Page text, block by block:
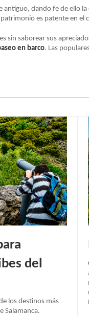
antiguo, dando fe de ello
es patente en el
sin saborear sus
en barco. Las
del
los destinos más
Salamanca.